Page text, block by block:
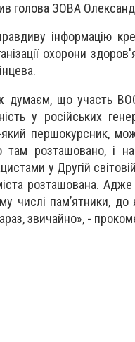
голова ЗОВА
інформацію
охорони
що участь
у російських
який першокурсник,
там розташовано, і
у Другій
розташована. Адже
числі пам’ятники, до
звичайно», -